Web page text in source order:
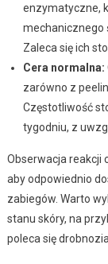
enzymatyczne,
mechanicznego
Zaleca się ich
Cera normalna:
zarówno z
Częstotliwość
tygodniu, z
Obserwacja reakcji
aby odpowiednio
zabiegów. Warto
stanu skóry, na
poleca się